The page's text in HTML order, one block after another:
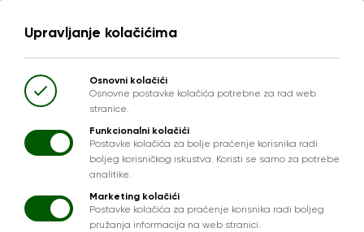
Upravljanje kolačićima
Osnovni kolačići
Osnovne postavke kolačića potrebne za rad web
stranice.
Funkcionalni kolačići
Postavke kolačića za bolje praćenje korisnika radi
boljeg korisničkog iskustva. Koristi se samo za potrebe
analitike.
Marketing kolačići
Postavke kolačića za praćenje korisnika radi boljeg
pružanja informacija na web stranici.